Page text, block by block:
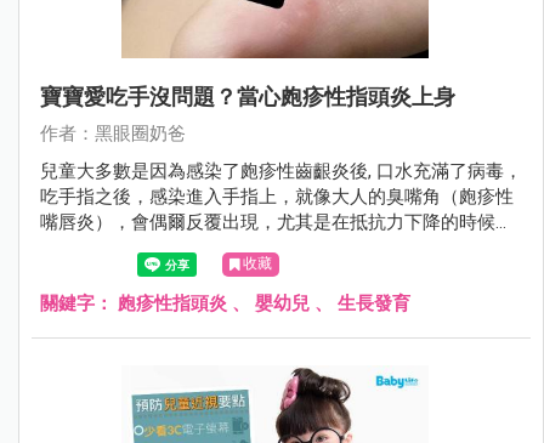
寶寶愛吃手沒問題？當心皰疹性指頭炎上身
作者：黑眼圈奶爸
兒童大多數是因為感染了皰疹性齒齦炎後, 口水充滿了病毒，
吃手指之後，感染進入手指上，就像大人的臭嘴角（皰疹性
嘴唇炎），會偶爾反覆出現，尤其是在抵抗力下降的時候，
收藏
關鍵字： 皰疹性指頭炎 、 嬰幼兒 、 生長發育